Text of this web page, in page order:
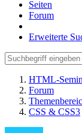
Seiten
Forum
Erweiterte
HTML-
Forum
CSS & CSS3